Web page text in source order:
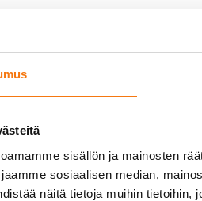
sisällön ja mainosten
sosiaalisen median,
näitä tietoja muihin tietoihin,